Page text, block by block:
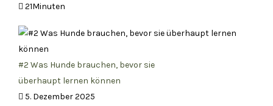
21Minuten
#2 Was Hunde brauchen, bevor sie
überhaupt lernen können
5. Dezember 2025